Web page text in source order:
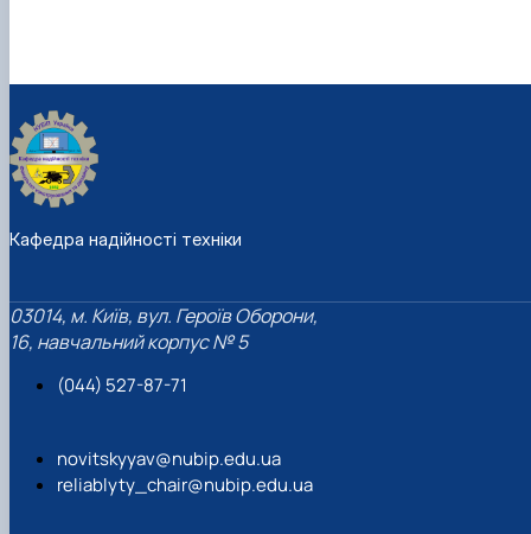
Кафедра надійності техніки
03014, м. Київ, вул. Героїв Оборони,
16, навчальний корпус № 5
(044) 527-87-71
novitskyyav@nubip.edu.ua
reliablyty_chair@nubip.edu.ua